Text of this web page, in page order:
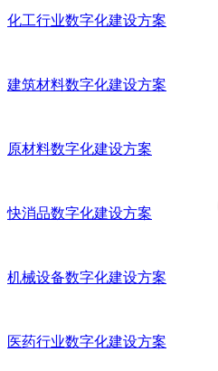
化工行业数字化建设方案
建筑材料数字化建设方案
原材料数字化建设方案
快消品数字化建设方案
机械设备数字化建设方案
医药行业数字化建设方案